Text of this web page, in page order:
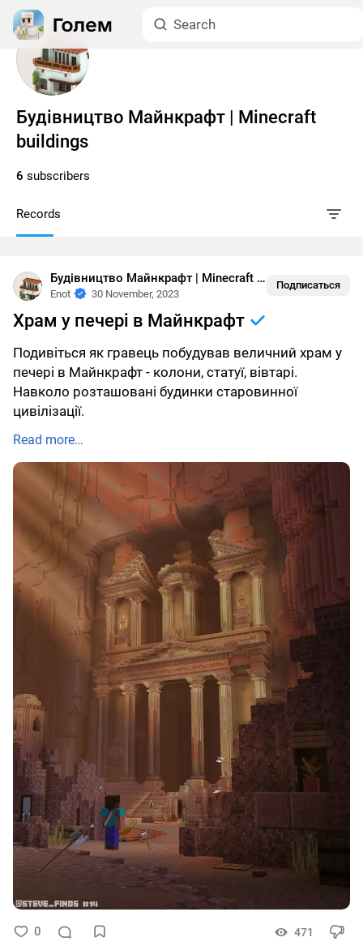
Будівництво Майнкрафт | Minecraft
buildings
6 subscribers
Records
Будівництво Майнкрафт | Minecraft buildings
Enot
30 November, 2023
Подписаться
Храм у печері в Майнкрафт
Подивіться як гравець побудував величний храм у
печері в Майнкрафт - колони, статуї, вівтарі.
Навколо розташовані будинки старовинної
цивілізації.
Read more…
0 471